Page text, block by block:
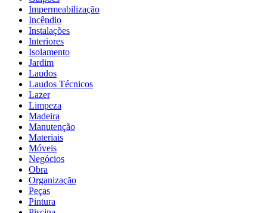
Impermeabilização
Incêndio
Instalações
Interiores
Isolamento
Jardim
Laudos
Laudos Técnicos
Lazer
Limpeza
Madeira
Manutenção
Materiais
Móveis
Negócios
Obra
Organização
Peças
Pintura